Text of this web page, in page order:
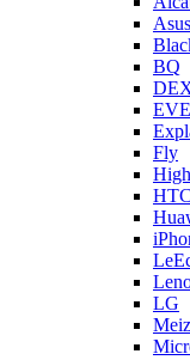
Asus
BQ
EVE
Fly
HTC
LG